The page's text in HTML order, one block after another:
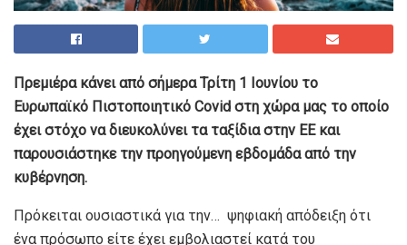
Πρεμιέρα κάνει από σήμερα Τρίτη 1 Ιουνίου το
Ευρωπαϊκό Πιστοποιητικό Covid στη χώρα μας το οποίο
έχει στόχο να διευκολύνει τα ταξίδια στην ΕΕ και
παρουσιάστηκε την προηγούμενη εβδομάδα από την
κυβέρνηση.
Πρόκειται ουσιαστικά για την… ψηφιακή απόδειξη ότι
ένα πρόσωπο είτε έχει εμβολιαστεί κατά του